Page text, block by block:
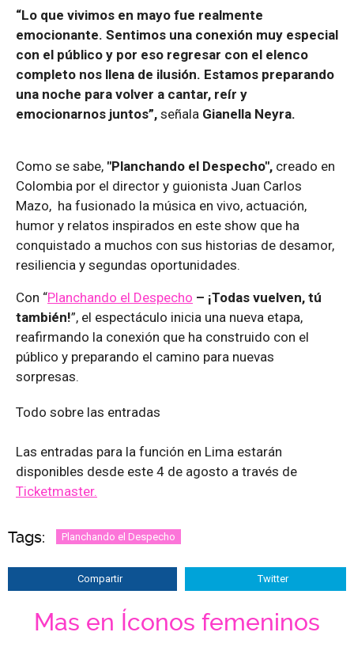
“Lo que vivimos en mayo fue realmente
emocionante. Sentimos una conexión muy especial
con el público y por eso regresar con el elenco
completo nos llena de ilusión. Estamos preparando
una noche para volver a cantar, reír y
emocionarnos juntos”, señala Gianella Neyra.
Como se sabe, "Planchando el Despecho", creado en
Colombia por el director y guionista Juan Carlos
Mazo, ha fusionado la música en vivo, actuación,
humor y relatos inspirados en este show que ha
conquistado a muchos con sus historias de desamor,
resiliencia y segundas oportunidades.
Con “Planchando el Despecho – ¡Todas vuelven, tú
también!”, el espectáculo inicia una nueva etapa,
reafirmando la conexión que ha construido con el
público y preparando el camino para nuevas
sorpresas.
Todo sobre las entradas
Las entradas para la función en Lima estarán
disponibles desde este 4 de agosto a través de
Ticketmaster.
Tags: Planchando el Despecho
Compartir Twitter
Mas en Íconos femeninos